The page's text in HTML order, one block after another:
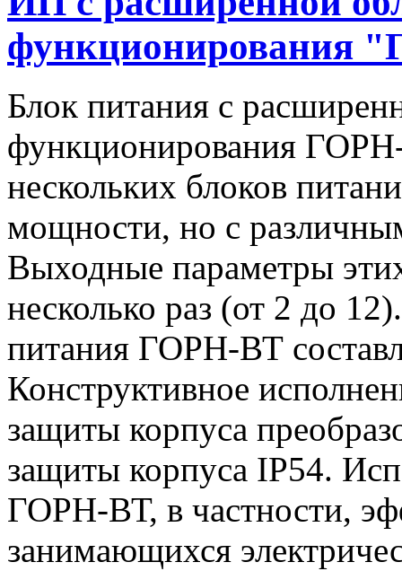
функционирования
Блок питания с
функционирования
нескольких блоков
мощности, но с
Выходные параметры
несколько раз (от 2 до
питания ГОРН-ВТ
Конструктивное
защиты корпуса
защиты корпуса IP54.
ГОРН-ВТ, в частности,
занимающихся